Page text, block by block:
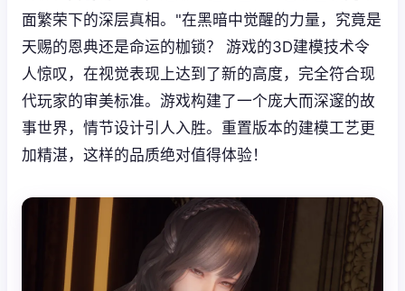
面繁荣下的深层真相。"在黑暗中觉醒的力量，究竟是
天赐的恩典还是命运的枷锁？ 游戏的3D建模技术令
人惊叹，在视觉表现上达到了新的高度，完全符合现
代玩家的审美标准。游戏构建了一个庞大而深邃的故
事世界，情节设计引人入胜。重置版本的建模工艺更
加精湛，这样的品质绝对值得体验！